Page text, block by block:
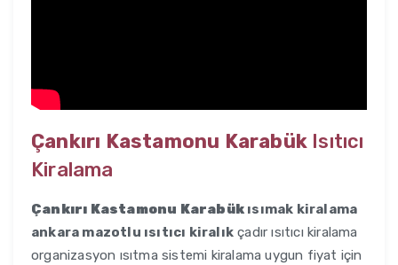
Çankırı Kastamonu Karabük Isıtıcı
Kiralama
Çankırı Kastamonu Karabük ısımak kiralama
ankara mazotlu ısıtıcı kiralık çadır ısıtıcı kiralama
organizasyon ısıtma sistemi kiralama uygun fiyat için